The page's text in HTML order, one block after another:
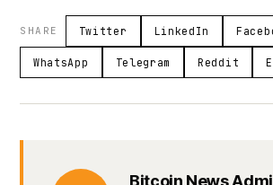
SHARE Twitter LinkedIn
WhatsApp Telegram Reddit
Bitcoin News